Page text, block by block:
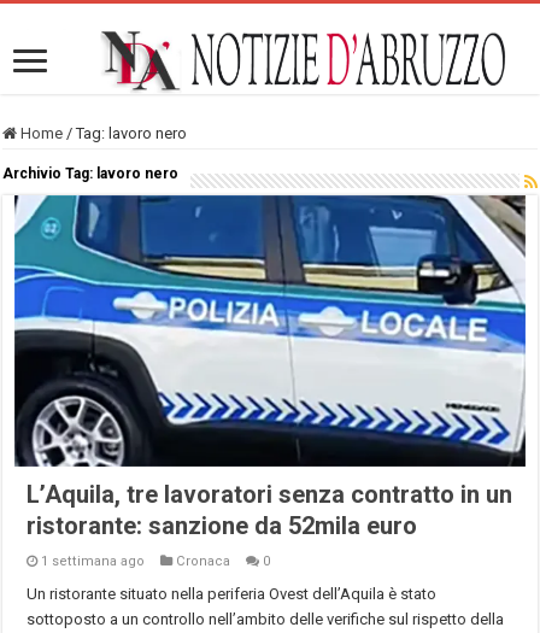
Home / Tag: lavoro nero
Archivio Tag: lavoro nero
L’Aquila, tre lavoratori senza contratto in un
ristorante: sanzione da 52mila euro
1 settimana ago Cronaca 0
Un ristorante situato nella periferia Ovest dell’Aquila è stato
sottoposto a un controllo nell’ambito delle verifiche sul rispetto della